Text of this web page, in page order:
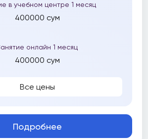
в учебном центре 1 месяц
400000 сум
онлайн 1 месяц
400000 сум
Все цены
Подробнее